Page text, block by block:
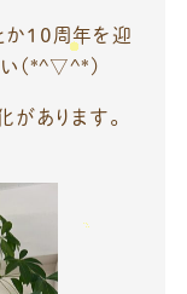
１０周年を迎
い(*^▽^*)
があります。